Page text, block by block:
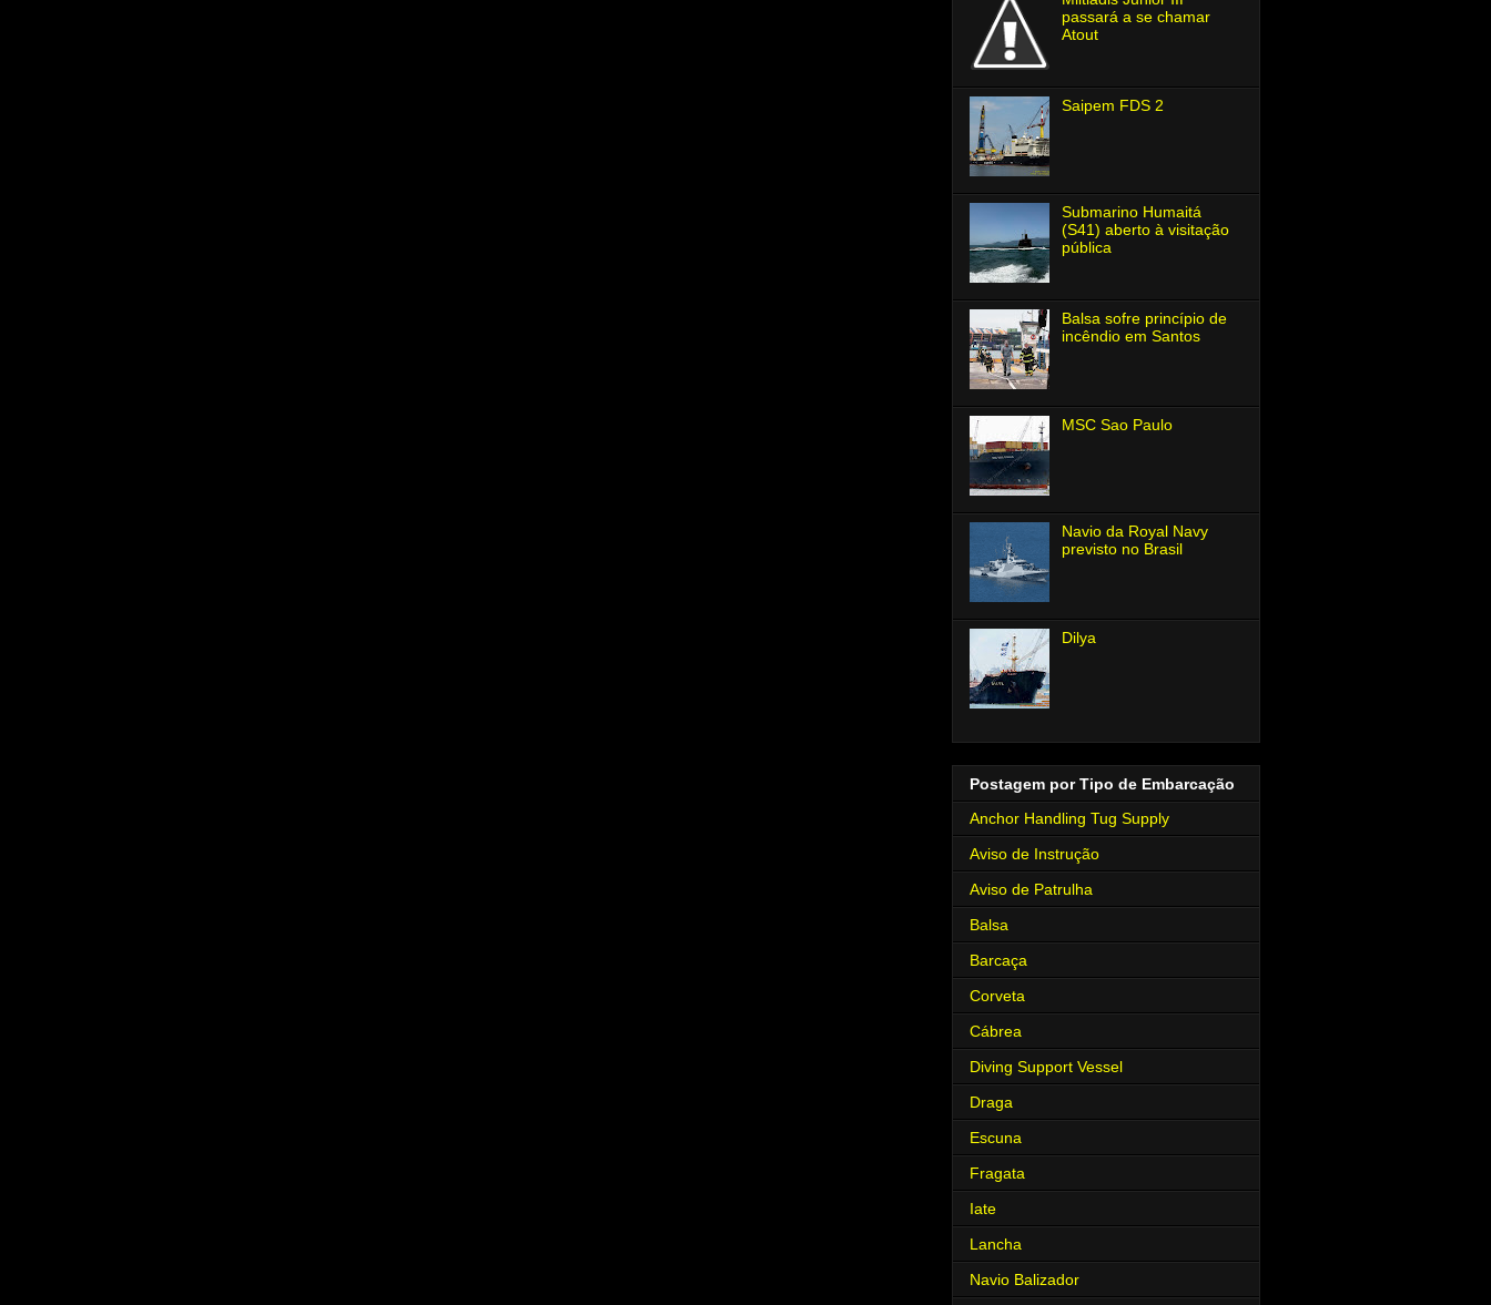
passará a se chamar
Atout
Saipem FDS 2
Submarino Humaitá
(S41) aberto à visitação
pública
Balsa sofre princípio de
incêndio em Santos
MSC Sao Paulo
Navio da Royal Navy
previsto no Brasil
Dilya
Postagem por Tipo de Embarcação
Anchor Handling Tug Supply
Aviso de Instrução
Aviso de Patrulha
Balsa
Barcaça
Corveta
Cábrea
Diving Support Vessel
Draga
Escuna
Fragata
Iate
Lancha
Navio Balizador